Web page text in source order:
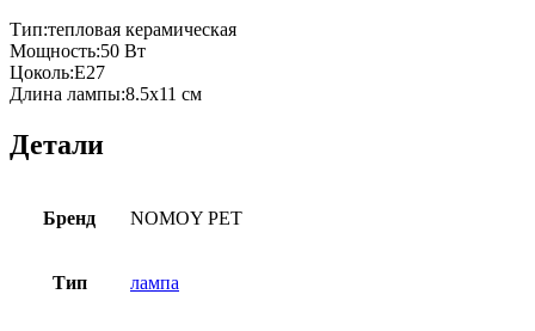
Тип:тепловая керамическая
Мощность:50 Вт
Цоколь:E27
Длина лампы:8.5х11 см
Детали
Бренд NOMOY PET
Тип лампа